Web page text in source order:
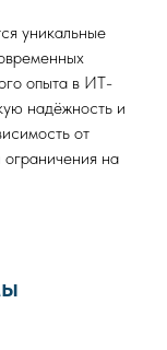
уникальные
опыта в ИТ-
надёжность и
от
ограничения на